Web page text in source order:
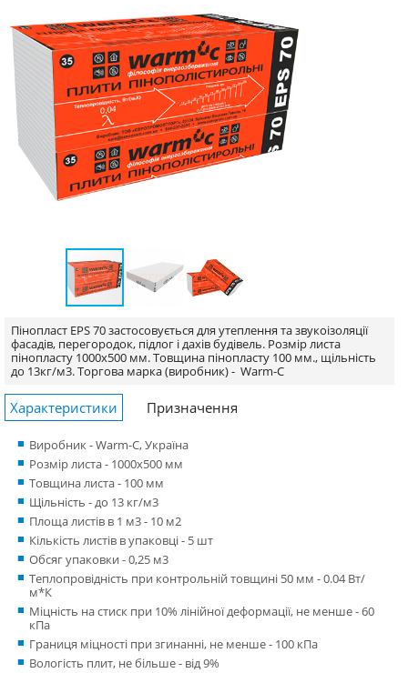
Пінопласт EPS 70 застосовується для утеплення та звукоізоляції
фасадів, перегородок, підлог і дахів будівель. Розмір листа
пінопласту 1000х500 мм. Товщина пінопласту 100 мм., щільність
до 13кг/м3.Торгова марка (виробник) - Warm-C
Характеристики Призначення
Виробник - Warm-C, Україна
Розмір листа - 1000x500 мм
Товщина листа - 100 мм
Щільність - до 13 кг/м3
Площа листів в 1 м3 - 10 м2
Кількість листів в упаковці - 5 шт
Обсяг упаковки - 0,25 м3
Теплопровідність при контрольній товщині 50 мм - 0.04 Вт/
м*К
Міцність на стиск при 10% лінійної деформації, не менше - 60
кПа
Границя міцності при згинанні, не менше - 100 кПа
Вологість плит, не більше - від 9%